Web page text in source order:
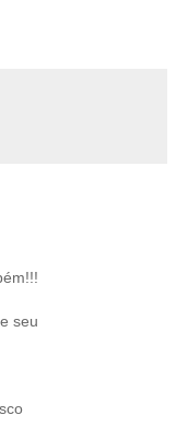
seu